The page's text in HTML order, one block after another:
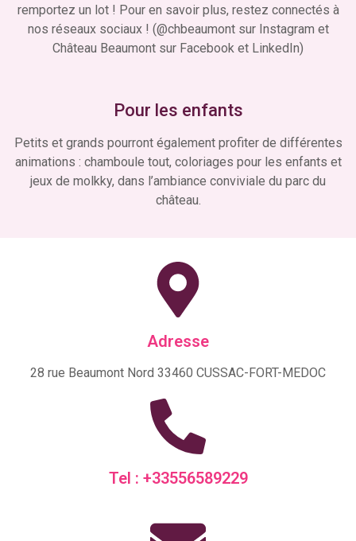
remportez un lot ! Pour en savoir plus, restez connectés à
nos réseaux sociaux ! (@chbeaumont sur Instagram et
Château Beaumont sur Facebook et LinkedIn)
Pour les enfants
Petits et grands pourront également profiter de différentes
animations : chamboule tout, coloriages pour les enfants et
jeux de molkky, dans l’ambiance conviviale du parc du
château.
Adresse
28 rue Beaumont Nord 33460 CUSSAC-FORT-MEDOC
Tel : +33556589229